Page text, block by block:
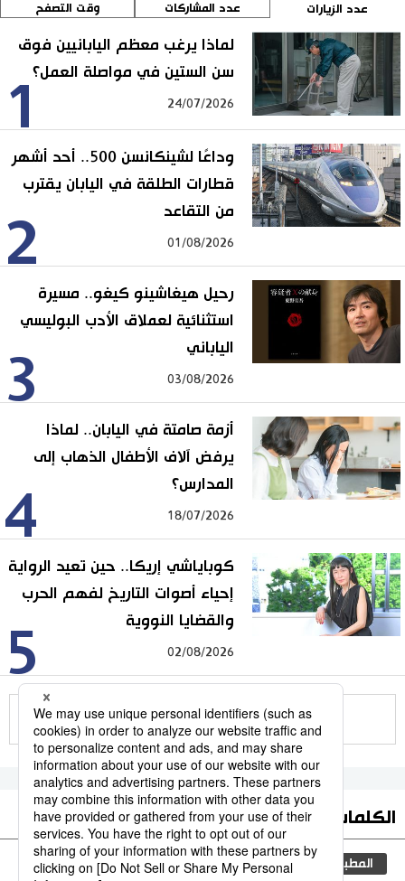
عدد الزيارات عدد المشاركات وقت التصفح
1
لماذا يرغب معظم اليابانيين فوق
سن الستين في مواصلة العمل؟
24/07/2026
2
وداعًا لشينكانسن 500.. أحد أشهر
قطارات الطلقة في اليابان يقترب
من التقاعد
01/08/2026
3
رحيل هيغاشينو كيغو.. مسيرة
استثنائية لعملاق الأدب البوليسي
الياباني
03/08/2026
4
أزمة صامتة في اليابان.. لماذا
يرفض آلاف الأطفال الذهاب إلى
المدارس؟
18/07/2026
5
كوباياشي إريكا.. حين تعيد الرواية
إحياء أصوات التاريخ لفهم الحرب
والقضايا النووية
02/08/2026
للمزيد
الكلمات الأكثر بحثا
المطبخ الياباني ثقافة اليابان التعليم الياباني